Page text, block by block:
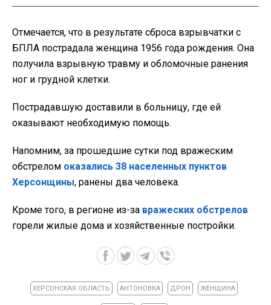
Отмечается, что в результате сброса взрывчатки с
БПЛА пострадала женщина 1956 года рождения. Она
получила взрывную травму и обломочные ранения
ног и грудной клетки.
Пострадавшую доставили в больницу, где ей
оказывают необходимую помощь.
Напомним, за прошедшие сутки под вражеским
обстрелом оказались 38 населенных пунктов
Херсонщины, ранены два человека.
Кроме того, в регионе из-за вражеских обстрелов
горели жилые дома и хозяйственные постройки.
ХЕРСОНСКАЯ ОБЛАСТЬ АНТОНОВКА ДРОН ЖЕНЩИНА